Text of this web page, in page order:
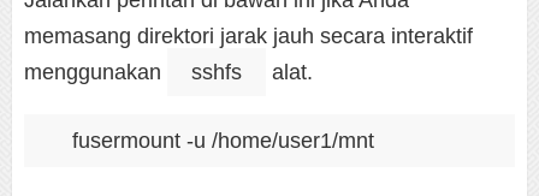
memasang direktori jarak jauh secara interaktif
menggunakan
sshfs alat.